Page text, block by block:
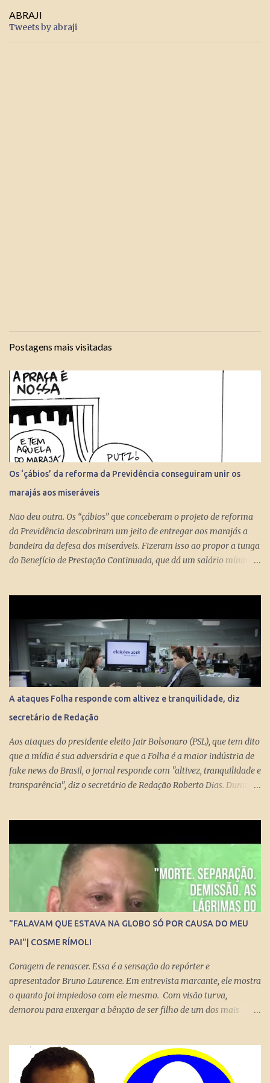
ABRAJI
Tweets by abraji
Postagens mais visitadas
Os ‘çábios’ da reforma da Previdência conseguiram unir os
marajás aos miseráveis
Não deu outra. Os “çábios” que conceberam o projeto de reforma
da Previdência descobriram um jeito de entregar aos marajás a
bandeira da defesa dos miseráveis. Fizeram isso ao propor a tunga
do Benefício de Prestação Continuada, que dá um salário mínimo
Família. Com a outra mão querem tomar pelo menos R$ 598
mensais dos miseráveis que têm mais de 65 anos. Eles só terão
direito aos R$ 998 se, e quando, chegarem aos 70 anos. Se o
conserto do rombo da Previdência precisa tungar um benefício
pago aos miseráveis que têm entre 65 e 70 anos, então é melhor
devolver o Brasil a Portugal. ESTUPEFAÇÃO – O ministro Paulo
Guedes produziu um projeto racional e conseguiu apresentá-lo de
forma competente. Na essência, podou privilégios. Essas virtudes
Ela só s...
A ataques Folha responde com altivez e tranquilidade, diz
secretário de Redação
Aos ataques do presidente eleito Jair Bolsonaro (PSL), que tem dito
que a mídia é sua adversária e que a Folha é a maior indústria de
fake news do Brasil, o jornal responde com "altivez, tranquilidade e
transparência", diz o secretário de Redação Roberto Dias. Durante
essa democracia funcione bem.
"FALAVAM QUE ESTAVA NA GLOBO SÓ POR CAUSA DO MEU
PAI"| COSME RÍMOLI
Coragem de renascer. Essa é a sensação do repórter e
apresentador Bruno Laurence. Em entrevista marcante, ele mostra
o quanto foi impiedoso com ele mesmo. Com visão turva,
demorou para enxergar a bênção de ser filho de um dos mais
pela regionalização do Globo Esporte, criador dos programas
Grandes Momentos do Esporte e Cartão Verde, entre inúmeros